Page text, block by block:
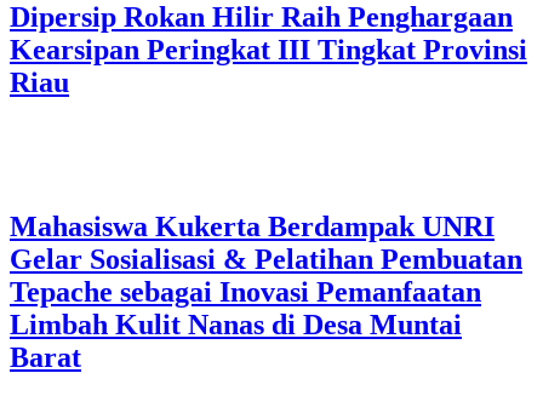
Dipersip Rokan Hilir Raih Penghargaan
Kearsipan Peringkat III Tingkat Provinsi
Riau
Mahasiswa Kukerta Berdampak UNRI
Gelar Sosialisasi & Pelatihan Pembuatan
Tepache sebagai Inovasi Pemanfaatan
Limbah Kulit Nanas di Desa Muntai
Barat